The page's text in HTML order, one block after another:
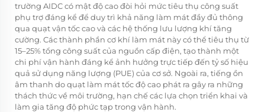
trường AIDC có mật độ cao đòi hỏi mức tiêu thụ công suất
phụ trợ đáng kể để duy trì khả năng làm mát đầy đủ thông
qua quạt vận tốc cao và các hệ thống lưu lượng khí tăng
cường. Các thành phần cơ khí làm mát này có thể tiêu thụ từ
15–25% tổng công suất của nguồn cấp điện, tạo thành một
chi phí vận hành đáng kể ảnh hưởng trực tiếp đến tỷ số hiệu
quả sử dụng năng lượng (PUE) của cơ sở. Ngoài ra, tiếng ồn
âm thanh do quạt làm mát tốc độ cao phát ra gây ra những
thách thức về môi trường, hạn chế các lựa chọn triển khai và
làm gia tăng độ phức tạp trong vận hành.